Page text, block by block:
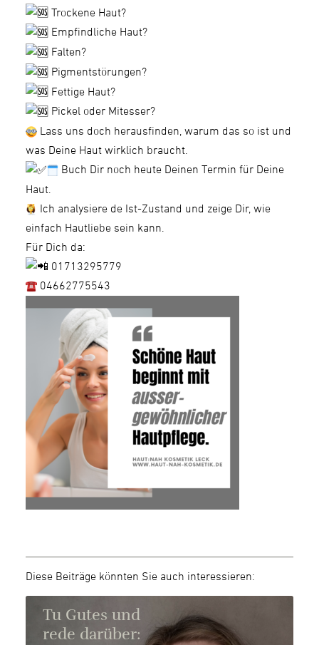
Trockene Haut?
Empfindliche Haut?
Falten?
Pigmentstörungen?
Fettige Haut?
Pickel oder Mitesser?
Lass uns doch herausfinden, warum das so ist und
was Deine Haut wirklich braucht.
Buch Dir noch heute Deinen Termin für Deine
Haut.
Ich analysiere de Ist-Zustand und zeige Dir, wie
einfach Hautliebe sein kann.
Für Dich da:
01713295779
04662775543
Diese Beiträge könnten Sie auch interessieren:
Tu Gutes und
rede darüber: